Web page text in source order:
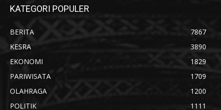
KATEGORI POPULER
BERITA
7867
KESRA
3890
EKONOMI
1829
PARIWISATA
1709
OLAHRAGA
1200
POLITIK
1111